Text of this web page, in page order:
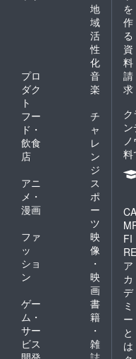
地
域
活
性
化
プロ
ダク
ト
音
楽
フー
ド・
飲食
店
チ
ャ
レ
ン
ジ
アニ
メ・
漫画
ス
ポ
ー
ツ
ファ
ッ
ショ
ン
映
像
・
映
画
ゲー
ム・
サー
ビス
書
籍
・
雑
を
作
る
資
料
請
求
料
CA
FI
RE
ア
カ
デ
ミ
ー
と
は